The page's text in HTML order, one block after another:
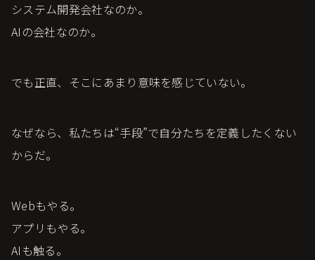
システム開発会社なのか。
AIの会社なのか。
でも正直、そこにあまり意味を感じていない。
なぜなら、私たちは“手段”で自分たちを定義したくない
からだ。
Webもやる。
アプリもやる。
AIも触る。